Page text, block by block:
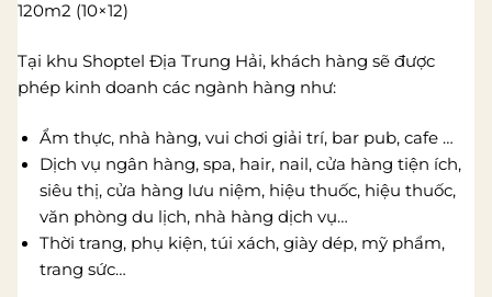
120m2 (10×12)
Tại khu Shoptel Địa Trung Hải, khách hàng sẽ được
phép kinh doanh các ngành hàng như:
Ẩm thực, nhà hàng, vui chơi giải trí, bar pub, cafe …
Dịch vụ ngân hàng, spa, hair, nail, cửa hàng tiện ích,
siêu thị, cửa hàng lưu niệm, hiệu thuốc, hiệu thuốc,
văn phòng du lịch, nhà hàng dịch vụ…
Thời trang, phụ kiện, túi xách, giày dép, mỹ phẩm,
trang sức…